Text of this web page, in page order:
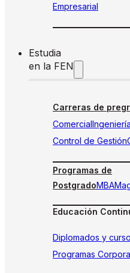
Empresarial
Estudia
en la FEN
Carreras de
Comercial
Control de Gestión
Programas de
PostgradoMBA
Educación
Diplomados y
Programas